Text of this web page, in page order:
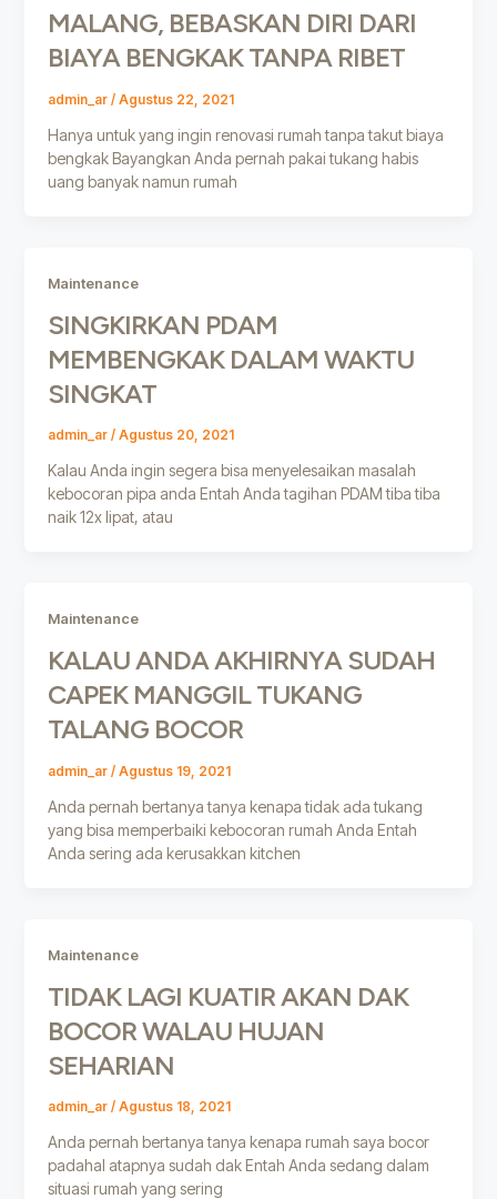
MALANG, BEBASKAN DIRI DARI
BIAYA BENGKAK TANPA RIBET
admin_ar / Agustus 22, 2021
Hanya untuk yang ingin renovasi rumah tanpa takut biaya
bengkak Bayangkan Anda pernah pakai tukang habis
uang banyak namun rumah
Maintenance
SINGKIRKAN PDAM
MEMBENGKAK DALAM WAKTU
SINGKAT
admin_ar / Agustus 20, 2021
Kalau Anda ingin segera bisa menyelesaikan masalah
kebocoran pipa anda Entah Anda tagihan PDAM tiba tiba
naik 12x lipat, atau
Maintenance
KALAU ANDA AKHIRNYA SUDAH
CAPEK MANGGIL TUKANG
TALANG BOCOR
admin_ar / Agustus 19, 2021
Anda pernah bertanya tanya kenapa tidak ada tukang
yang bisa memperbaiki kebocoran rumah Anda Entah
Anda sering ada kerusakkan kitchen
Maintenance
TIDAK LAGI KUATIR AKAN DAK
BOCOR WALAU HUJAN
SEHARIAN
admin_ar / Agustus 18, 2021
Anda pernah bertanya tanya kenapa rumah saya bocor
padahal atapnya sudah dak Entah Anda sedang dalam
situasi rumah yang sering